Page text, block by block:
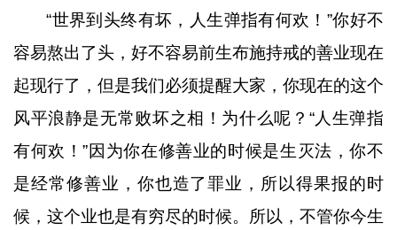
“世界到头终有坏，人生弹指有何欢！ ”你好不
容易熬出了头，好不容易前生布施持戒的善业现在
起现行了，但是我们必须提醒大家，你现在的这个
风平浪静是无常败坏之相！为什么呢？ “人生弹指
有何欢！”因为你在修善业的时候是生灭法，你不
是经常修善业，你也造了罪业，所以得果报的时
候，这个业也是有穷尽的时候。所以，不管你今生